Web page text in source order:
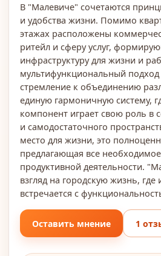
В "Малевиче" сочетаются
и удобства жизни. Помимо
этажах расположены
ритейл и сферу услуг,
инфраструктуру для жизни и
мультифункциональный подход
стремление к объединению
единую гармоничную систему,
компонент играет свою роль в
и самодостаточного
место для жизни, это
предлагающая все
продуктивной деятельности.
взгляд на городскую жизнь, где
встречается с
Оставить мнение 1